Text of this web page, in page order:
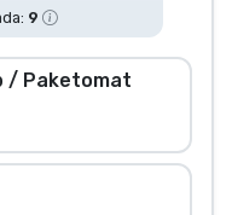
9
/ Paketomat